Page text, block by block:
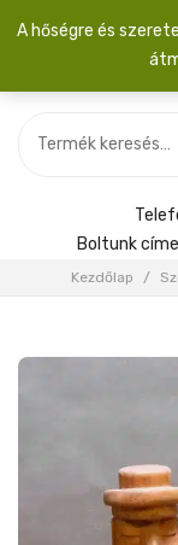
SZOBANÖVÉNY
KIEGÉSZÍTŐK
Boltunk
Kezdőlap /
A hőségre és